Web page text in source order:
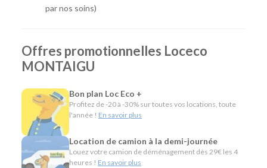
Notre agence de Montaigu propose une gamme complète
de véhicules pour répondre à tous les besoins :
Citadines et compactes pour les déplacements
quotidiens ou professionnels.
Routières, SUV et monospaces pour les week-ends,
les vacances et les trajets en famille.
Minibus pour voyager à plusieurs.
Utilitaires de différentes capacités pour transporter
des matériaux, réaliser un déménagement ou
par nos soins)
Offres promotionnelles Loceco
MONTAIGU
Bon plan Loc Eco +
Profitez de -20 à -30% sur toutes vos locations, toute
l'année ! En savoir plus
Location de camion à la demi-journée
Louez votre camion de déménagement dès 29€ les 4
heures ! En savoir plus